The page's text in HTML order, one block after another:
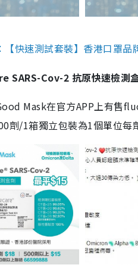
【快速測試套裝】香港口罩
SARS-Cov-2 抗原快速檢測
Mask在官方APP上有售
劑/1箱獨立包裝為1個單位每